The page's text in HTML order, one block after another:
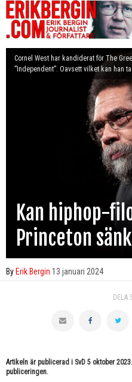
Cornel West har kandiderat för The
”Independent”. Oavsett vilket kan han
Kan hiphop-
Princeton
By Erik Bergin 13 januari 2024
DELA
Artikeln är publicerad i SvD 5 oktober 2023
publiceringen.